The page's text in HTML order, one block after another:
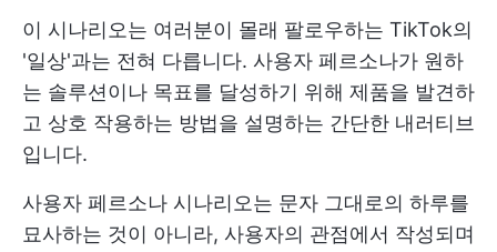
이 시나리오는 여러분이 몰래 팔로우하는 TikTok의
'일상'과는 전혀 다릅니다. 사용자 페르소나가 원하
는 솔루션이나 목표를 달성하기 위해 제품을 발견하
고 상호 작용하는 방법을 설명하는 간단한 내러티브
입니다.
사용자 페르소나 시나리오는 문자 그대로의 하루를
묘사하는 것이 아니라, 사용자의 관점에서 작성되며